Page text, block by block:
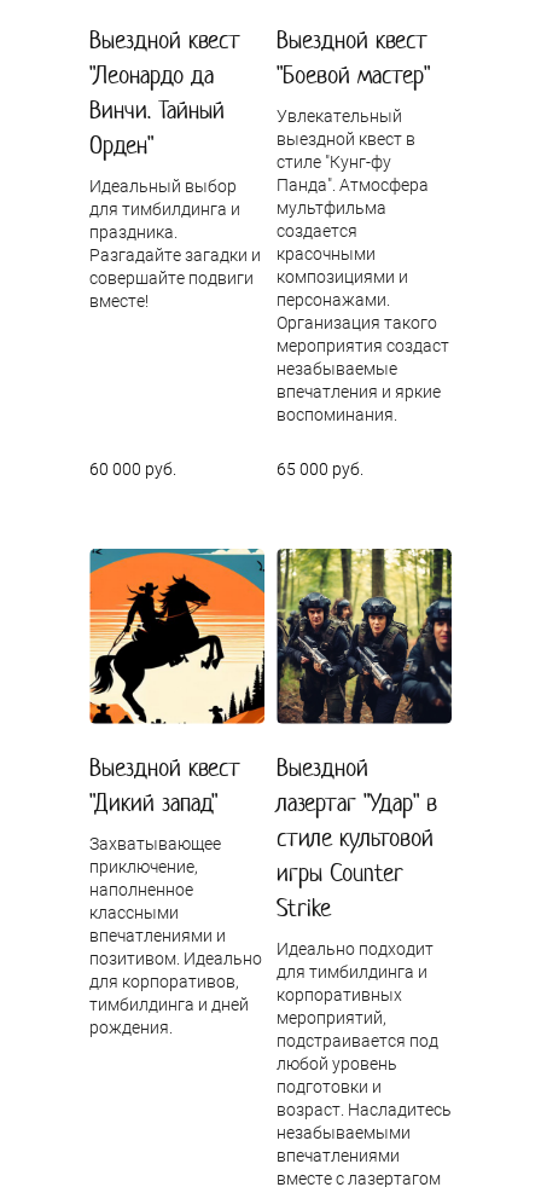
Выездной квест
"Леонардо да
Винчи. Тайный
Орден"
Идеальный выбор
для тимбилдинга и
праздника.
Разгадайте загадки и
совершайте подвиги
вместе!
60 000 руб.
Выездной квест
"Боевой мастер"
Увлекательный
выездной квест в
стиле "Кунг-фу
Панда". Атмосфера
мультфильма
создается
красочными
композициями и
персонажами.
Организация такого
мероприятия создаст
незабываемые
впечатления и яркие
воспоминания.
65 000 руб.
Выездной квест
"Дикий запад"
Захватывающее
приключение,
наполненное
классными
впечатлениями и
позитивом. Идеально
для корпоративов,
тимбилдинга и дней
рождения.
Выездной
лазертаг "Удар" в
стиле культовой
игры Counter
Strike
Идеально подходит
для тимбилдинга и
корпоративных
мероприятий,
подстраивается под
любой уровень
подготовки и
возраст. Насладитесь
незабываемыми
впечатлениями
вместе с лазертагом